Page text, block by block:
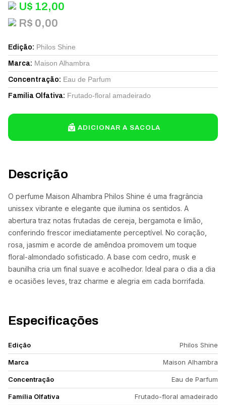
Descrição
O perfume Maison Alhambra Philos Shine é uma fragrância
unissex vibrante e elegante que ilumina os sentidos. A
abertura traz notas frutadas de cereja, bergamota e limão,
conferindo frescor imediatamente perceptível. No coração,
rosa, jasmim e acorde de amêndoa promovem um toque
floral-almondado sofisticado. A base com cedro, musk e
baunilha cria um final suave e acolhedor. Ideal para o dia a dia
e ocasiões leves, traz charme e alegria em cada borrifada.
Especificações
Edição Philos Shine
Marca Maison Alhambra
Concentração Eau de Parfum
Família Olfativa Frutado-floral amadeirado
U$ 12,00
R$ 0,00
Edição: Philos Shine
Marca: Maison Alhambra
Concentração: Eau de Parfum
Família Olfativa: Frutado-floral amadeirado
ADICIONAR A SACOLA